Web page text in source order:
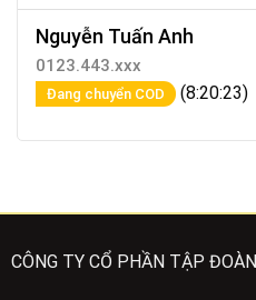
Nguyễn Tuấn Anh
0123.443.xxx
Đang chuyển COD (8:20:23)
CÔNG TY CỔ PHẦN TẬP